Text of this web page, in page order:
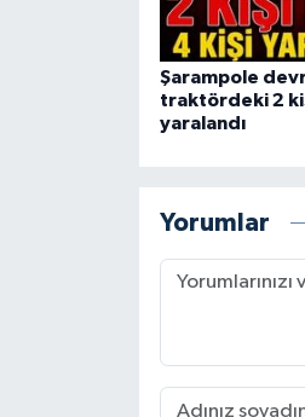
Şarampole
traktördeki 2
yaralandı
Yorumlar